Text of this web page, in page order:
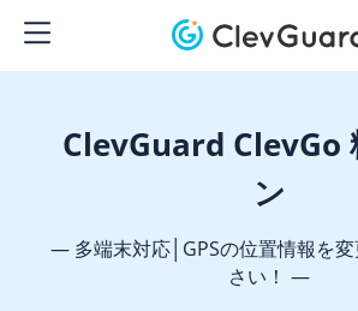
ClevGuard ClevGo
ン
— 多端末対応│GPSの位置情報を
さい！ —